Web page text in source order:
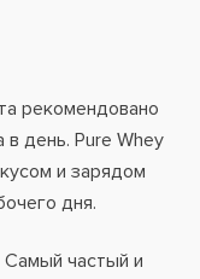
рекомендовано
в день. Pure Whey
и зарядом
дня.
частый и